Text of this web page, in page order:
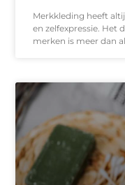
Merkkleding heeft
en zelfexpressie. Het
merken is meer dan